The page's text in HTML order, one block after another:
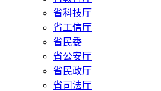
省科技厅
省工信厅
省民委
省公安厅
省民政厅
省司法厅